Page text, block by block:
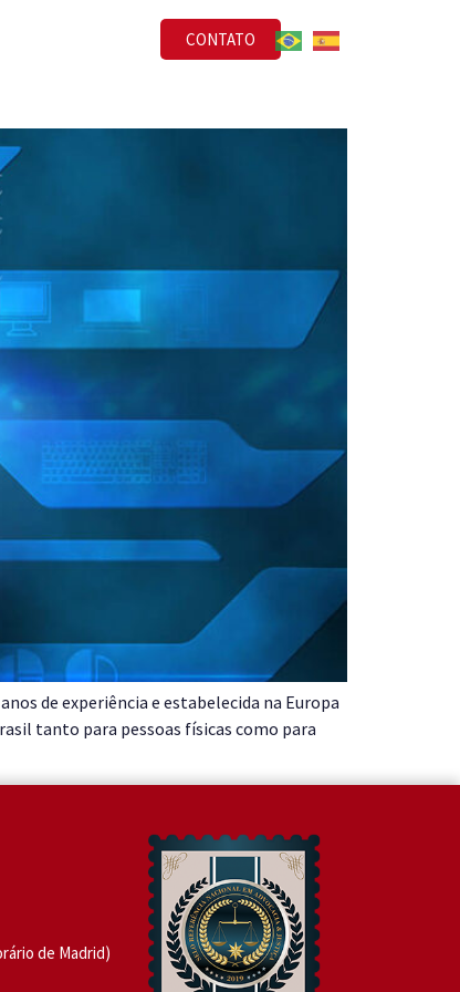
CONTATO
de experiência e estabelecida na Europa
tanto para pessoas físicas como para
de Madrid)